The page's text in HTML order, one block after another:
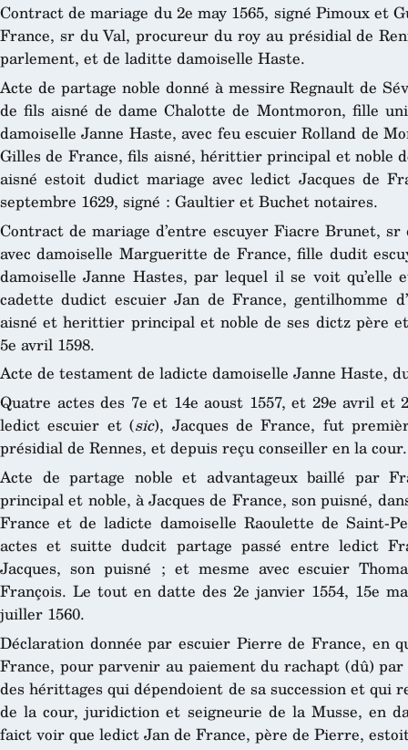
Contract de mariage du 2e may 1565, signé Pimoux et
France, sr du Val, procureur du roy au présidial de
parlement, et de laditte damoiselle Haste.
Acte de partage noble donné à messire Regnault de
de fils aisné de dame Chalotte de Montmoron, fille
damoiselle Janne Haste, avec feu escuier Rolland de
Gilles de France, fils aisné, hérittier principal et noble
aisné estoit dudict mariage avec ledict Jacques de
septembre 1629, signé : Gaultier et Buchet notaires.
Contract de mariage d’entre escuyer Fiacre Brunet,
avec damoiselle Margueritte de France, fille dudit
damoiselle Janne Hastes, par lequel il se voit qu’elle
cadette dudict escuier Jan de France, gentilhomme
aisné et herittier principal et noble de ses dictz père
5e avril 1598.
Acte de testament de ladicte damoiselle Janne Haste,
Quatre actes des 7e et 14e aoust 1557, et 29e avril et
ledict escuier et (sic), Jacques de France, fut
présidial de Rennes, et depuis reçu conseiller en la cour.
Acte de partage noble et advantageux baillé par
principal et noble, à Jacques de France, son puisné,
France et de ladicte damoiselle Raoulette de Saint-
actes et suitte dudcit partage passé entre ledict
Jacques, son puisné ; et mesme avec escuier
François. Le tout en datte des 2e janvier 1554, 15e
juiller 1560.
Déclaration donnée par escuier Pierre de France, en
France, pour parvenir au paiement du rachapt (dû)
des hérittages qui dépendoient de sa succession et qui
de la cour, juridiction et seigneurie de la Musse, en
faict voir que ledict Jan de France, père de Pierre,